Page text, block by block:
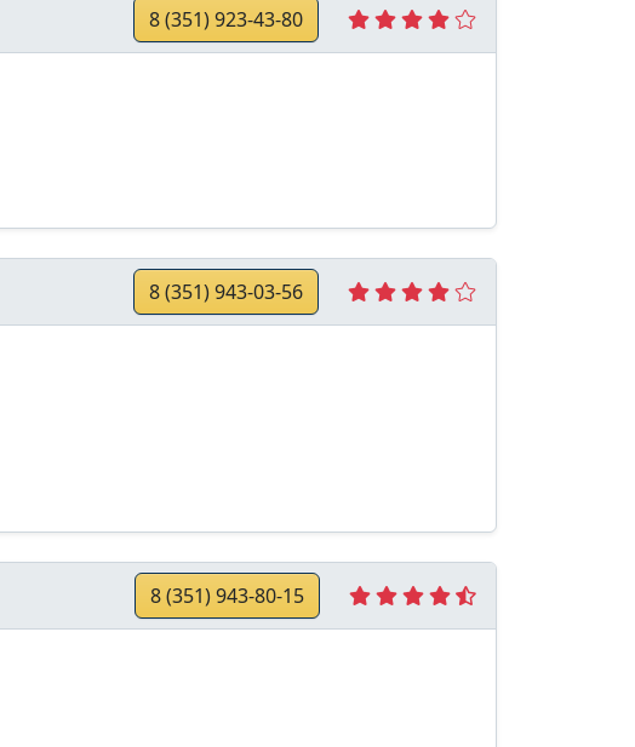
8 (351) 923-43-80
8 (351) 943-03-56
8 (351) 943-80-15